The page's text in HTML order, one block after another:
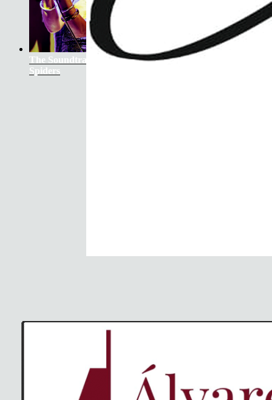
The Soundtrack Of Our Lives +
Spiders